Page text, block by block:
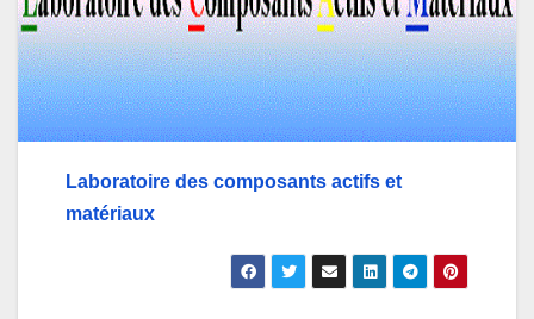
Laboratoire des composants actifs et
matériaux